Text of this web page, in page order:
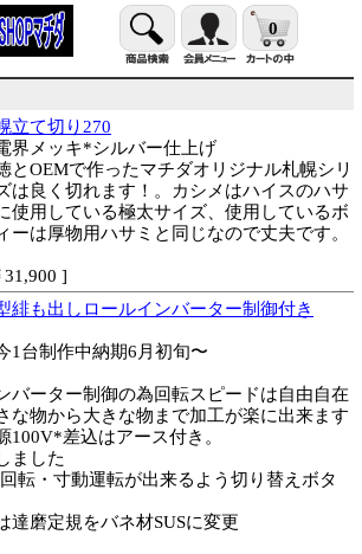
0
立て切り270
界メッキ*シルバー仕上げ
とOEMで作ったマチダオリジナル札幌シリ
は良く切れます！。カシメはハイスのハサ
使用している極太サイズ、使用しているボ
ーは厚物用ハサミと同じなので丈夫です。
31,900 ]
緋も出しロールインバーター制御付き
1台制作中納期6月初旬〜
バーター制御の為回転スピードは自由自在
な物から大きな物まで加工が楽に出来ます
100V*差込はアース付き。
ました
転・寸動運転が出来るよう切り替えボタ
達磨定規をバネ材SUSに変更